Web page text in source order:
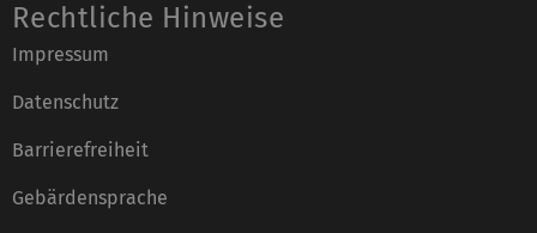
Rechtliche Hinweise
Impressum
Datenschutz
Barrierefreiheit
Gebärdensprache